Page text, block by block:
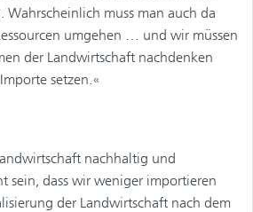
Wahrscheinlich muss man auch da
umgehen … und wir müssen
der Landwirtschaft nachdenken
setzen.«
nachhaltig und
sein, dass wir weniger importieren
der Landwirtschaft nach dem